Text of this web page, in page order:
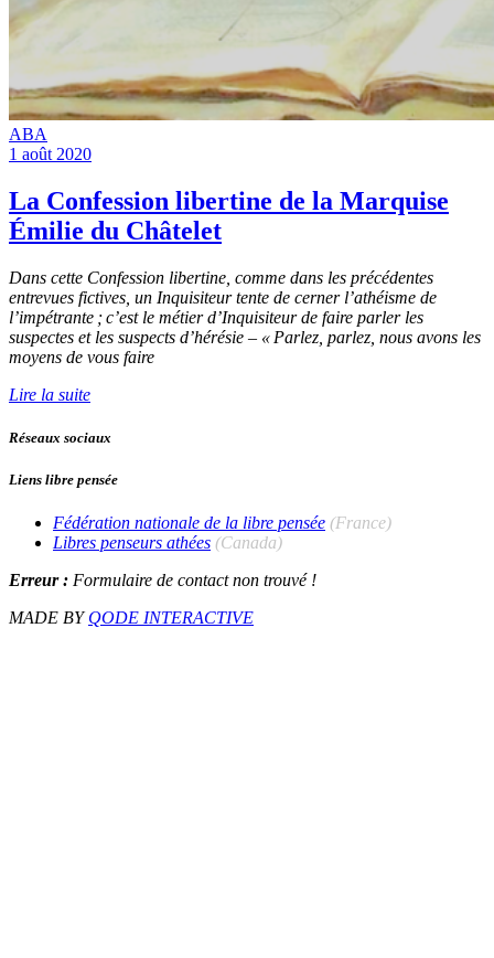
ABA
1 août 2020
La Confession libertine de la Marquise
Émilie du Châtelet
Dans cette Confession libertine, comme dans les précédentes
entrevues fictives, un Inquisiteur tente de cerner l’athéisme de
l’impétrante ; c’est le métier d’Inquisiteur de faire parler les
suspectes et les suspects d’hérésie – « Parlez, parlez, nous avons les
moyens de vous faire
Lire la suite
Réseaux sociaux
Liens libre pensée
Fédération nationale de la libre pensée (France)
Libres penseurs athées (Canada)
Erreur : Formulaire de contact non trouvé !
MADE BYQODE INTERACTIVE